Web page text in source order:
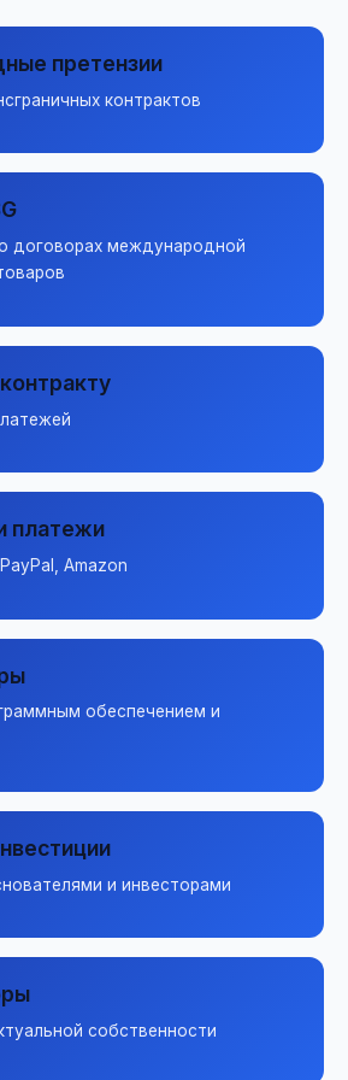
претензии
контрактов
договорах международной
платежи
Amazon
обеспечением и
и инвесторами
собственности